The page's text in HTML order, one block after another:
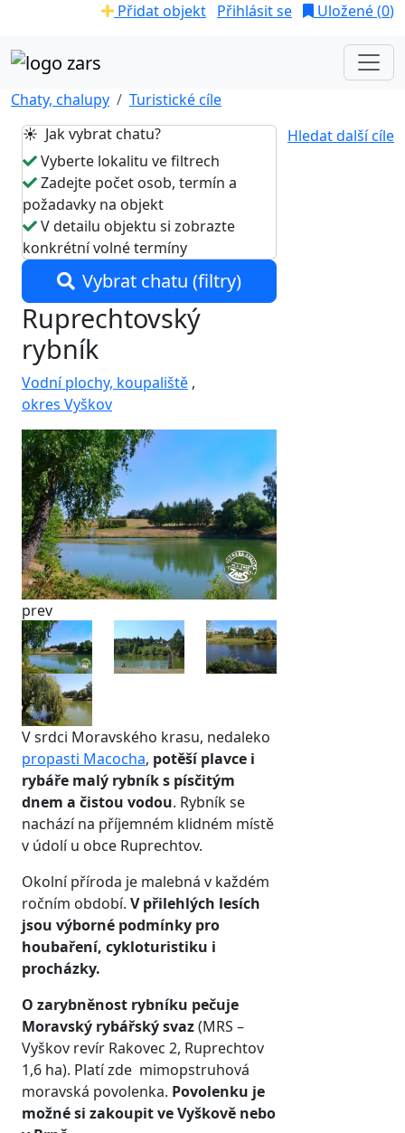
Přidat objekt Přihlásit se Uložené (0)
Chaty, chalupy
Turistické cíle
Hledat další cíle
☀️ Jak vybrat chatu?
Vyberte lokalitu ve filtrech
Zadejte počet osob, termín a
požadavky na objekt
V detailu objektu si zobrazte
konkrétní volné termíny
Vybrat chatu (filtry)
Ruprechtovský
rybník
Vodní plochy, koupaliště ,
okres Vyškov
prev
next
V srdci Moravského krasu, nedaleko
propasti Macocha, potěší plavce i
rybáře malý rybník s písčitým
dnem a čistou vodou. Rybník se
nachází na příjemném klidném místě
v údolí u obce Ruprechtov.
Okolní příroda je malebná v každém
ročním období. V přilehlých lesích
jsou výborné podmínky pro
houbaření, cykloturistiku i
procházky.
O zarybněnost rybníku pečuje
Moravský rybářský svaz(MRS –
Vyškov revír Rakovec 2, Ruprechtov
1,6 ha). Platí zde mimopstruhová
moravská povolenka. Povolenku je
možné si zakoupit ve Vyškově nebo